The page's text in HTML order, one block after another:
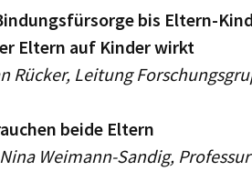
bis Eltern-
Eltern auf Kinder wirkt
Rücker, Leitung
beide Eltern
Weimann-Sandig,